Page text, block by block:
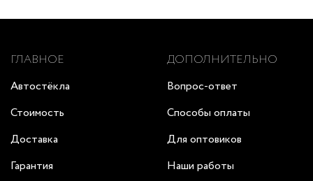
ГЛАВНОЕ
Автостёкла
Стоимость
Доставка
Гарантия
ДОПОЛНИТЕЛЬНО
Вопрос-ответ
Способы оплаты
Для оптовиков
Наши работы